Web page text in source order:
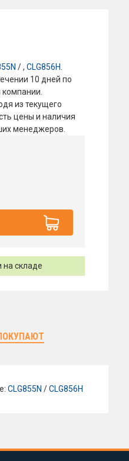
/ , CLG856H
10 дней по
из текущего
цены и наличия
менеджеров.
на складе
CLG855N /CLG856H